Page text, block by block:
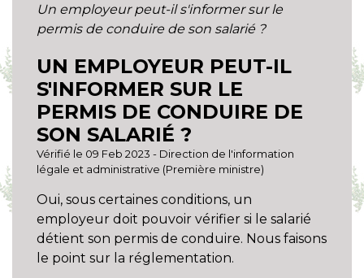
Un employeur peut-il s'informer sur le
permis de conduire de son salarié ?
UN EMPLOYEUR PEUT-IL
S'INFORMER SUR LE
PERMIS DE CONDUIRE DE
SON SALARIÉ ?
Vérifié le 09 Feb 2023 - Direction de l'information
légale et administrative (Première ministre)
Oui, sous certaines conditions, un
employeur doit pouvoir vérifier si le salarié
détient son permis de conduire. Nous faisons
le point sur la réglementation.